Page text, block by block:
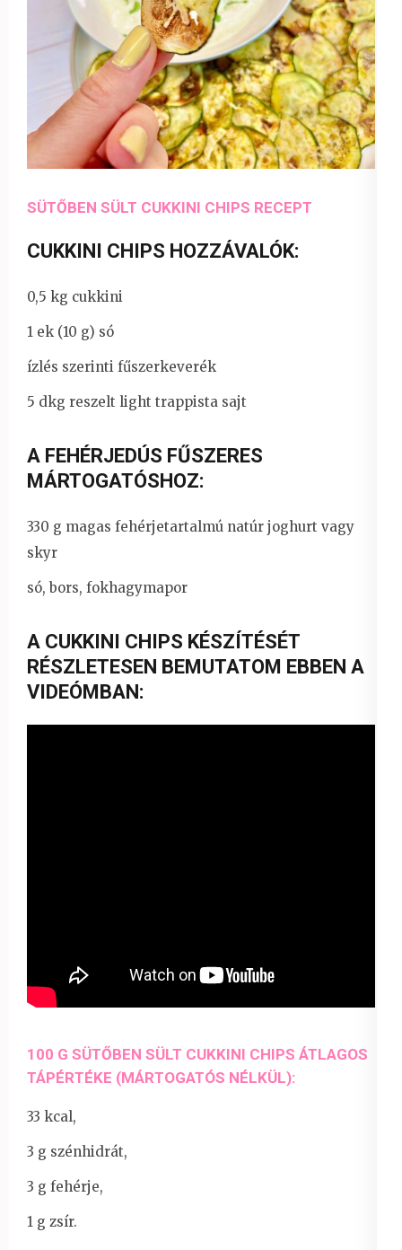
SÜTŐBEN SÜLT CUKKINI CHIPS RECEPT
CUKKINI CHIPS HOZZÁVALÓK:
0,5 kg cukkini
1 ek (10 g) só
ízlés szerinti fűszerkeverék
5 dkg reszelt light trappista sajt
A FEHÉRJEDÚS FŰSZERES
MÁRTOGATÓSHOZ:
330 g magas fehérjetartalmú natúr joghurt vagy
skyr
só, bors, fokhagymapor
A CUKKINI CHIPS KÉSZÍTÉSÉT
RÉSZLETESEN BEMUTATOM EBBEN A
VIDEÓMBAN:
100 G SÜTŐBEN SÜLT CUKKINI CHIPS ÁTLAGOS
TÁPÉRTÉKE (MÁRTOGATÓS NÉLKÜL):
33 kcal,
3 g szénhidrát,
3 g fehérje,
1 g zsír.